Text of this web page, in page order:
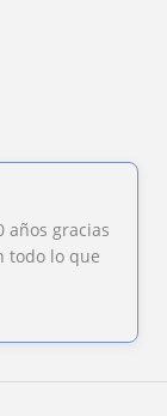
años gracias
todo lo que